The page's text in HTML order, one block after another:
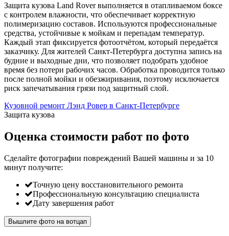
Защита кузова Land Rover выполняется в отапливаемом боксе
с контролем влажности, что обеспечивает корректную
полимеризацию составов. Используются профессиональные
средства, устойчивые к мойкам и перепадам температур.
Каждый этап фиксируется фотоотчётом, который передаётся
заказчику. Для жителей Санкт-Петербурга доступна запись на
будние и выходные дни, что позволяет подобрать удобное
время без потери рабочих часов. Обработка проводится только
после полной мойки и обезжиривания, поэтому исключается
риск запечатывания грязи под защитный слой.
Кузовной ремонт Лэнд Ровер в Санкт-Петербурге
Защита кузова
Оценка стоимости работ по фото
Сделайте фотографии повреждений Вашей машины и за 10
минут получите:
Точную цену восстановительного ремонта
Профессиональную консультацию специалиста
Дату завершения работ
Вышлите фото на вотцап